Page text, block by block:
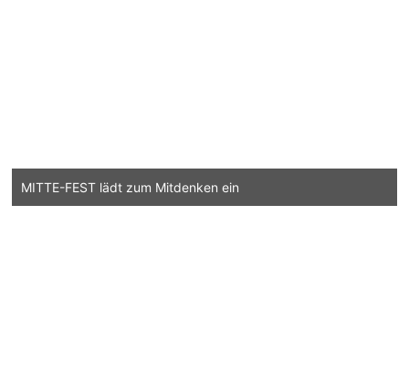
MITTE-FEST lädt zum Mitdenken ein